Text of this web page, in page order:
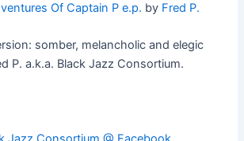
Of Captain P e.p. by Fred P.
somber, melancholic and elegic
P. a.k.a. Black Jazz Consortium.